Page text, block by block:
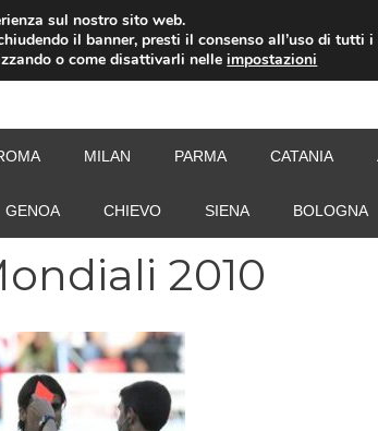
MILAN PARMA CATANIA
GENOA CHIEVO SIENA BOLOGNA
2010
sul nostro sito web.
il banner, presti il consenso all’uso di tutti
o come disattivarli nelleimpostazioni